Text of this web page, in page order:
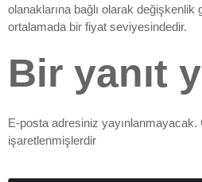
olanaklarına bağlı olarak
ortalamada bir fiyat seviyesindedir.
Bir yanıt
E-posta adresiniz yayınlanmayacak.
işaretlenmişlerdir